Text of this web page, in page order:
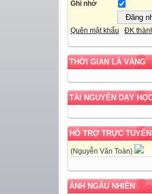
Ghi nhớ
Quên mật khẩu ĐK
THỜI GIAN LÀ VÀNG
TÀI NGUYÊN DẠY
HỖ TRỢ TRỰC TUYẾN
(Nguyễn Văn Toàn)
ẢNH NGẪU NHIÊN